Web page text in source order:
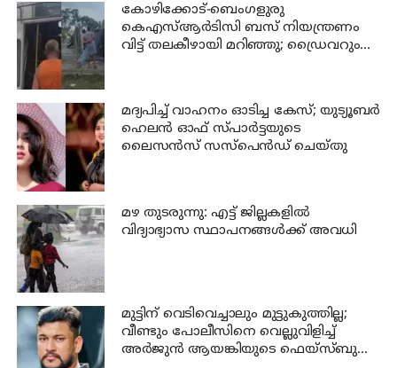
കോഴിക്കോട്-ബെംഗളുരു
കെഎസ്ആര്‍ടിസി ബസ് നിയന്ത്രണം
വിട്ട് തലകീഴായി മറിഞ്ഞു; ഡ്രൈവറും
മദ്യപിച്ച് വാഹനം ഓടിച്ച കേസ്; യുട്യൂബര്‍
ഹെലന്‍ ഓഫ് സ്പാര്‍ട്ടയുടെ
ലൈസന്‍സ് സസ്പെന്‍ഡ് ചെയ്തു
മഴ തുടരുന്നു: എട്ട് ജില്ലകളില്‍
വിദ്യാഭ്യാസ സ്ഥാപനങ്ങള്‍ക്ക് അവധി
മുട്ടിന് വെടിവെച്ചാലും മുട്ടുകുത്തില്ല;
വീണ്ടും പോലീസിനെ വെല്ലുവിളിച്ച്
അര്‍ജുന്‍ ആയങ്കിയുടെ ഫെയ്‌സ്ബുക്ക്